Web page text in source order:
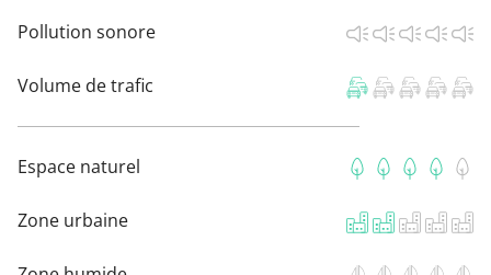
Pollution sonore
Volume de trafic
Espace naturel
Zone urbaine